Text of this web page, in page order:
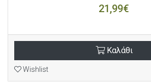
21,99€
Καλάθι
Wishlist